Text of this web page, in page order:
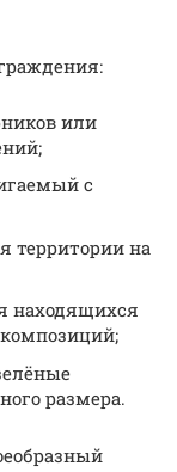
или
с
территории на
находящихся
размера.